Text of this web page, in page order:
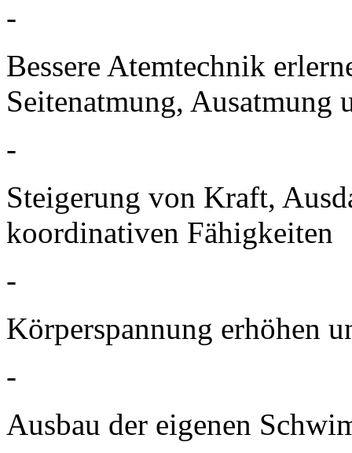
-
Bessere Atemtechnik
Seitenatmung, Ausatmung
-
Steigerung von Kraft,
koordinativen Fähigkeiten
-
Körperspannung erhöhen
-
Ausbau der eigenen